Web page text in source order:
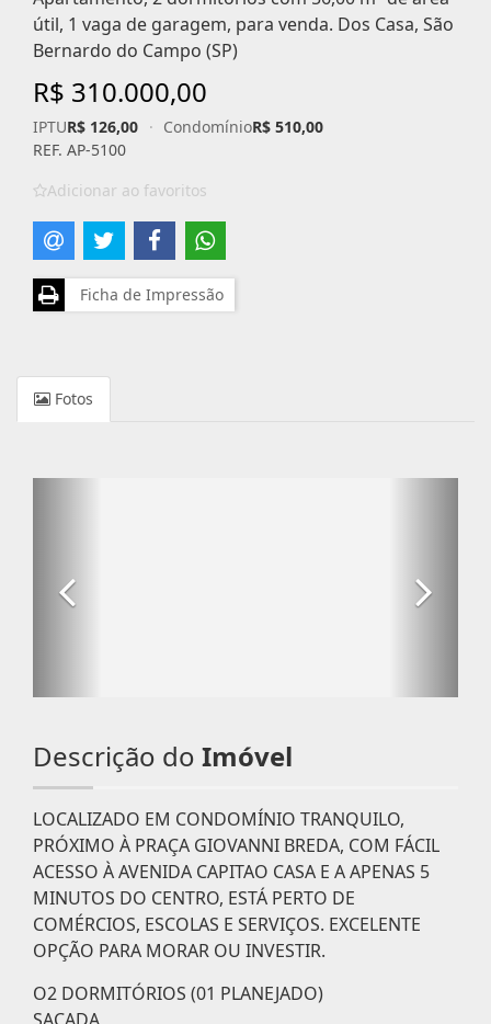
útil, 1 vaga de garagem, para venda. Dos Casa, São
Bernardo do Campo (SP)
R$ 310.000,00
IPTUR$ 126,00 · CondomínioR$ 510,00
REF. AP-5100
Adicionar ao favoritos
Ficha de Impressão
Fotos
Descrição do Imóvel
LOCALIZADO EM CONDOMÍNIO TRANQUILO,
PRÓXIMO À PRAÇA GIOVANNI BREDA, COM FÁCIL
ACESSO À AVENIDA CAPITAO CASA E A APENAS 5
MINUTOS DO CENTRO, ESTÁ PERTO DE
COMÉRCIOS, ESCOLAS E SERVIÇOS. EXCELENTE
OPÇÃO PARA MORAR OU INVESTIR.
O2 DORMITÓRIOS (01 PLANEJADO)